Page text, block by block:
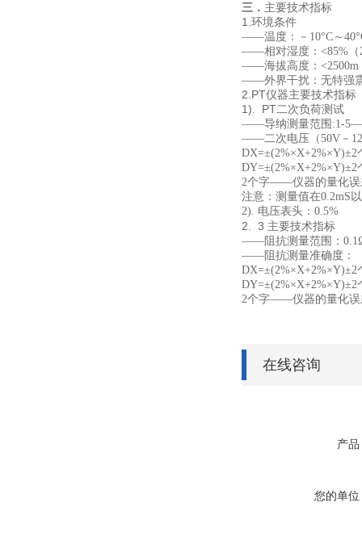
三． 主要技术指标
1.环境条件
——温度：－10°C ～40°
——相对湿度： <85%（
——海拔高度： <2500m
——外界干扰：无特强
2.PT仪器主要技术指标
1). PT二次负荷测试
——导纳测量范围:1-5
——二次电压（50V－
DX=±(2%×X+2%×Y)±2
DY=±(2%×X+2%×Y)±2
2个字——仪器的量化误
注意：测量值在0.2mS
2). 电压表头：0.5%
2. 3 主要技术指标
——阻抗测量范围：
——阻抗测量准确度：
DX=±(2%×X+2%×Y)±2
DY=±(2%×X+2%×Y)±2
2个字——仪器的量化
在线咨询
产品
您的单位